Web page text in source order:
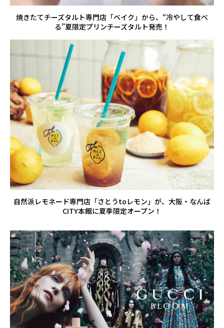
焼きたてチーズタルト専門店「ベイク」から、“冷やして食べ
る”夏限定プリンチーズタルト発売！
自然派レモネード専門店「さとうtoレモン」が、大阪・なんば
CITY本館に夏季限定オープン！